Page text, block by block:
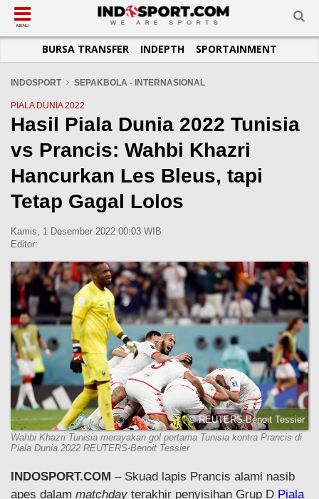
SUB-MENU
SEPAKBOLA
LIGA INGGRIS
LIGA ITALIA
LIGA SPANYOL
LIGA CHAMPIONS
LIGA PRANCIS
LIGA EUROPA
SUB-MENU
SPORTAINMENT
SUB-MENU
OTOMOTIF
OTOMANIA
SUB-MENU
BASKET
FUTSAL
OLIMPIK
E-SPORT
SUB-MENU
JADWAL
SUB-MENU
TOPIK HARI INI
INFOGRAFIS
GALERI FOTO
TEMPAT OLAHRAGA
PASUKAN SEHAT
MENU
BURSA TRANSFER INDEPTH SPORTAINMENT
INDOSPORT SEPAKBOLA - INTERNASIONAL
PIALA DUNIA 2022
Hasil Piala Dunia 2022 Tunisia
vs Prancis: Wahbi Khazri
Hancurkan Les Bleus, tapi
Tetap Gagal Lolos
Kamis, 1 Desember 2022 00:03 WIB
Editor:
© REUTERS-Benoit Tessier
Wahbi Khazri Tunisia merayakan gol pertama Tunisia kontra Prancis di
Piala Dunia 2022 REUTERS-Benoit Tessier
INDOSPORT.COM – Skuad lapis Prancis alami nasib
apes dalam matchday terakhir penyisihan Grup D Piala